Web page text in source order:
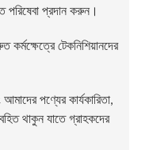
পরিষেবা প্রদান করুন।
কর্মক্ষেত্রে টেকনিশিয়ানদের
পণ্যের কার্যকারিতা,
থাকুন যাতে গ্রাহকদের